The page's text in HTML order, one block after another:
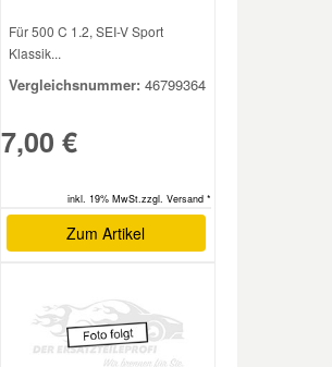
Für 500 C 1.2, SEI-V Sport
Klassik...
Vergleichsnummer: 46799364
7,00 €
inkl. 19% MwSt.zzgl. Versand *
Zum Artikel